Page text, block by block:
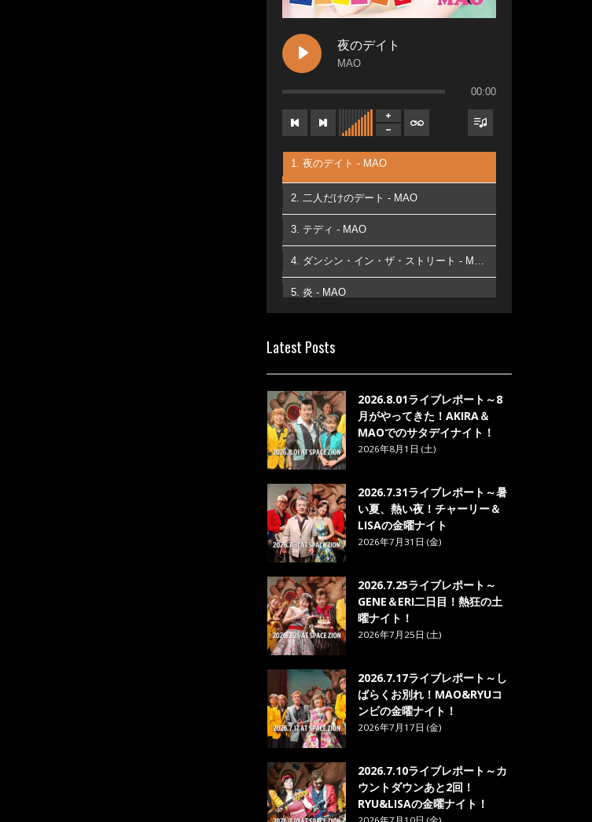
夜のデイト
MAO
00:00
1. 夜のデイト - MAO
2. 二人だけのデート - MAO
3. テディ - MAO
4. ダンシン・イン・ザ・ストリート - MAO
5. 炎 - MAO
7. ベストフレンド - MAO
Latest Posts
2026.8.01ライブレポート～8
月がやってきた！AKIRA＆
MAOでのサタデイナイト！
2026年8月1日 (土)
2026.7.31ライブレポート～暑
い夏、熱い夜！チャーリー＆
LISAの金曜ナイト
2026年7月31日 (金)
2026.7.25ライブレポート～
GENE＆ERI二日目！熱狂の土
曜ナイト！
2026年7月25日 (土)
2026.7.17ライブレポート～し
ばらくお別れ！MAO&RYUコ
ンビの金曜ナイト！
2026年7月17日 (金)
2026.7.10ライブレポート～カ
ウントダウンあと2回！
RYU&LISAの金曜ナイト！